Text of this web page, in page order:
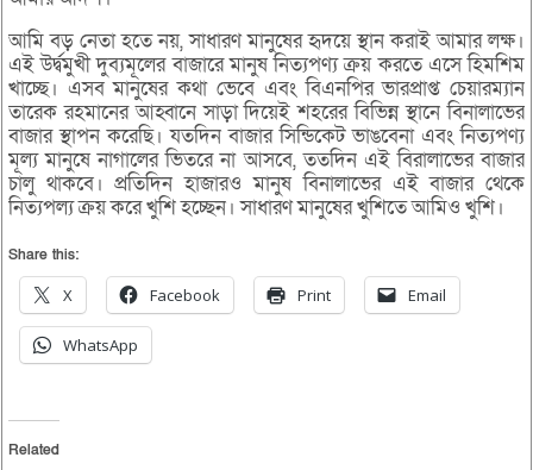
আমি বড় নেতা হতে নয়, সাধারণ মানুষের হৃদয়ে স্থান করাই আমার লক্ষ।
এই উর্দ্বমুখী দুব্যমূলের বাজারে মানুষ নিত্যপণ্য ক্রয় করতে এসে হিমশিম
খাচ্ছে। এসব মানুষের কথা ভেবে এবং বিএনপির ভারপ্রাপ্ত চেয়ারম্যান
তারেক রহমানের আহ্বানে সাড়া দিয়েই শহরের বিভিন্ন স্থানে বিনালাভের
বাজার স্থাপন করেছি। যতদিন বাজার সিন্ডিকেট ভাঙবেনা এবং নিত্যপণ্য
মূল্য মানুষে নাগালের ভিতরে না আসবে, ততদিন এই বিরালাভের বাজার
চালু থাকবে। প্রতিদিন হাজারও মানুষ বিনালাভের এই বাজার থেকে
নিত্যপল্য ক্রয় করে খুশি হচ্ছেন। সাধারণ মানুষের খুশিতে আমিও খুশি।
Share this:
X Facebook Print Email
WhatsApp
Related